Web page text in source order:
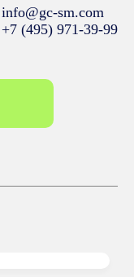
info@gc-sm.com
+7 (495) 971-39-99